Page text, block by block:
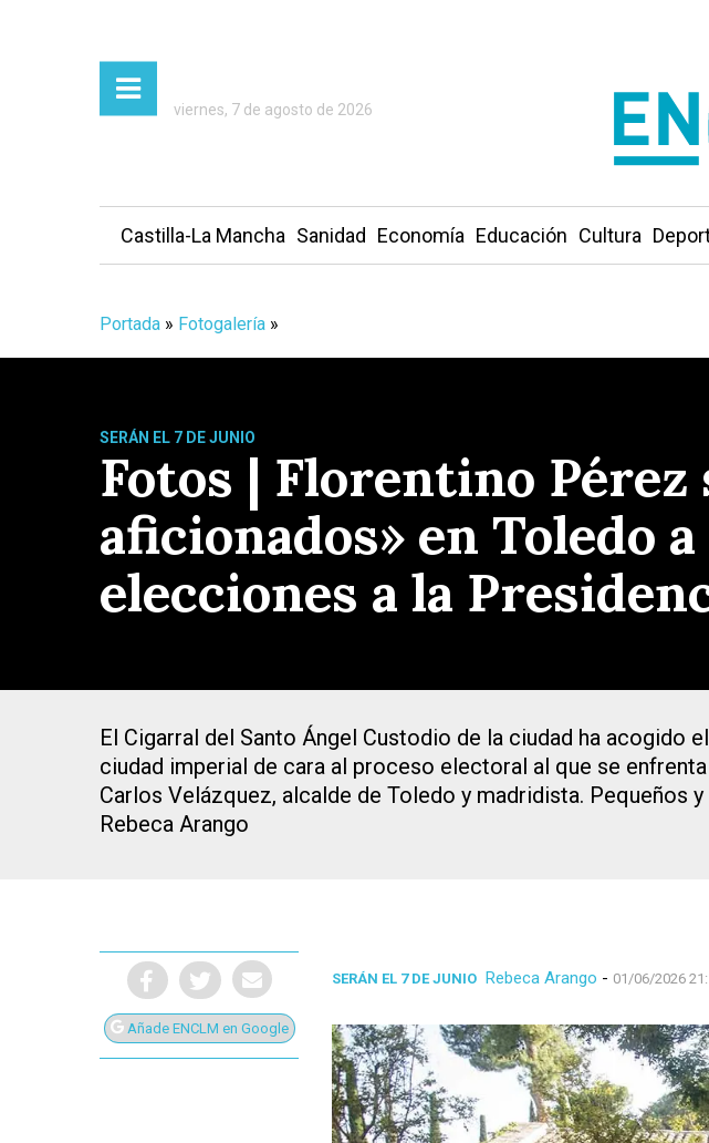
viernes, 7 de agosto de 2026
Castilla-La Mancha Sanidad Economía Educación Cultura
Portada » Fotogalería »
SERÁN EL 7 DE JUNIO
Fotos | Florentino Pérez
aficionados» en Toledo
elecciones a la
El Cigarral del Santo Ángel Custodio de la ciudad ha
ciudad imperial de cara al proceso electoral al que se
Carlos Velázquez, alcalde de Toledo y madridista. Pequeños
Rebeca Arango
Añade ENCLM en Google
SERÁN EL 7 DE JUNIO Rebeca Arango - 01/06/2026